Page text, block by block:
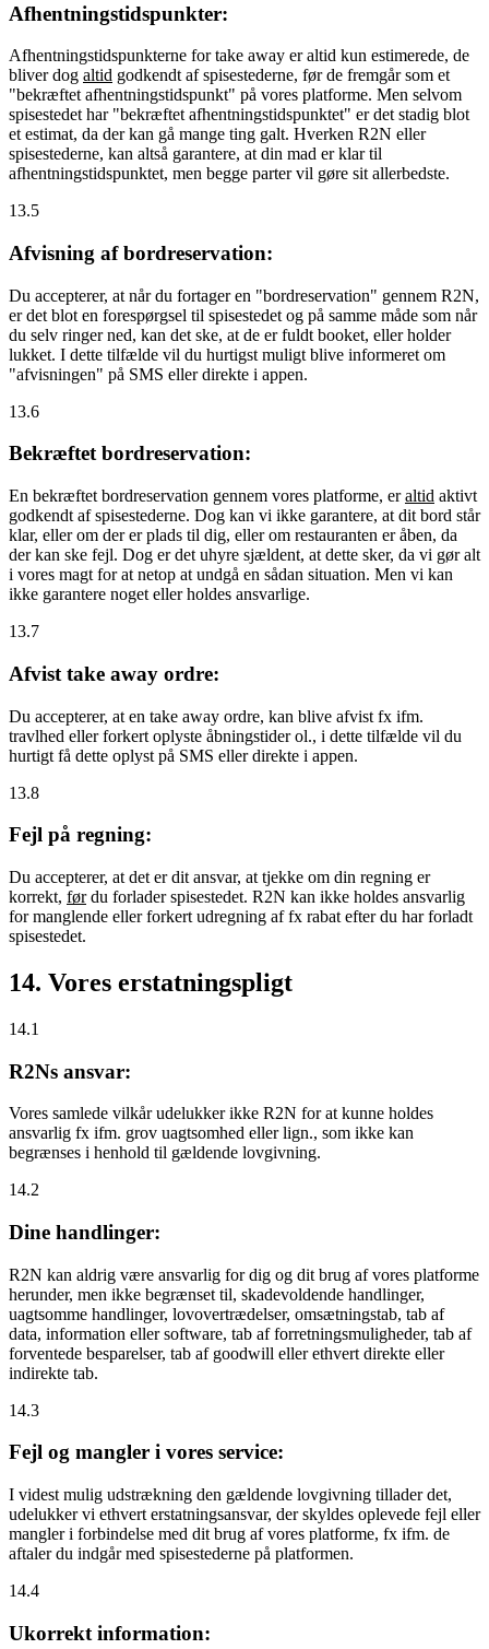
Afhentningstidspunkter:
Afhentningstidspunkterne for take away er altid kun estimerede, de
bliver dog altid godkendt af spisestederne, før de fremgår som et
"bekræftet afhentningstidspunkt" på vores platforme. Men selvom
spisestedet har "bekræftet afhentningstidspunktet" er det stadig blot
et estimat, da der kan gå mange ting galt. Hverken R2N eller
spisestederne, kan altså garantere, at din mad er klar til
afhentningstidspunktet, men begge parter vil gøre sit allerbedste.
13.5
Afvisning af bordreservation:
Du accepterer, at når du fortager en "bordreservation" gennem R2N,
er det blot en forespørgsel til spisestedet og på samme måde som når
du selv ringer ned, kan det ske, at de er fuldt booket, eller holder
lukket. I dette tilfælde vil du hurtigst muligt blive informeret om
"afvisningen" på SMS eller direkte i appen.
13.6
Bekræftet bordreservation:
En bekræftet bordreservation gennem vores platforme, eraltid aktivt
godkendt af spisestederne. Dog kan vi ikke garantere, at dit bord står
klar, eller om der er plads til dig, eller om restauranten er åben, da
der kan ske fejl. Dog er det uhyre sjældent, at dette sker, da vi gør alt
i vores magt for at netop at undgå en sådan situation. Men vi kan
ikke garantere noget eller holdes ansvarlige.
13.7
Afvist take away ordre:
Du accepterer, at en take away ordre, kan blive afvist fx ifm.
travlhed eller forkert oplyste åbningstider ol., i dette tilfælde vil du
hurtigt få dette oplyst på SMS eller direkte i appen.
13.8
Fejl på regning:
Du accepterer, at det er dit ansvar, at tjekke om din regning er
korrekt, førdu forlader spisestedet. R2N kan ikke holdes ansvarlig
for manglende eller forkert udregning af fx rabat efter du har forladt
spisestedet.
14. Vores erstatningspligt
14.1
R2Ns ansvar:
Vores samlede vilkår udelukker ikke R2N for at kunne holdes
ansvarlig fx ifm. grov uagtsomhed eller lign., som ikke kan
begrænses i henhold til gældende lovgivning.
14.2
Dine handlinger:
R2N kan aldrig være ansvarlig for dig og dit brug af vores platforme
herunder, men ikke begrænset til, skadevoldende handlinger,
uagtsomme handlinger, lovovertrædelser, omsætningstab, tab af
data, information eller software, tab af forretningsmuligheder, tab af
forventede besparelser, tab af goodwill eller ethvert direkte eller
indirekte tab.
14.3
Fejl og mangler i vores service:
I videst mulig udstrækning den gældende lovgivning tillader det,
udelukker vi ethvert erstatningsansvar, der skyldes oplevede fejl eller
mangler i forbindelse med dit brug af vores platforme, fx ifm. de
aftaler du indgår med spisestederne på platformen.
14.4
Ukorrekt information: